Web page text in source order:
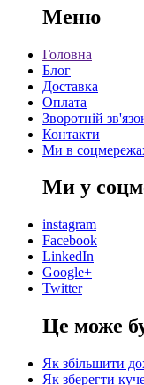
Меню
Головна
Блог
Доставка
Оплата
Зворотній
Контакти
Ми в
Ми у
instagram
Facebook
LinkedIn
Google+
Twitter
Це може
Як збільшити
Як зберегти